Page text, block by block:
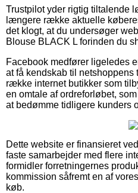
Trustpilot yder rigtig tiltalende
længere række aktuelle
det klogt, at du undersøger
Blouse BLACK L forinden du
Facebook medfører ligeledes
at få kendskab til
række internet butikker som
en omtale af ordreforløbet,
at bedømme tidligere kunders
Dette website er finansieret
faste samarbejder med flere
formidler forretningernes
kommission såfremt en af
køb.